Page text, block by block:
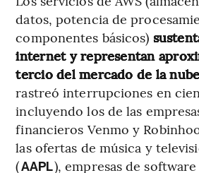
datos, potencia de
componentes básicos)
internet y representan
tercio del mercado de la
rastreó interrupciones en
incluyendo los de las
financieros Venmo y
las ofertas de música y
(AAPL), empresas de